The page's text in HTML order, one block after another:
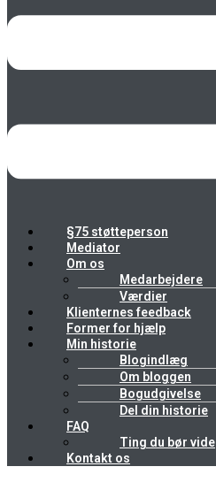
§75 støtteperson
Mediator
Om os
Medarbejdere
Værdier
Klienternes feedback
Former for hjælp
Min historie
Blogindlæg
Om bloggen
Bogudgivelse
Del din historie
FAQ
Ting du bør vide
Kontakt os